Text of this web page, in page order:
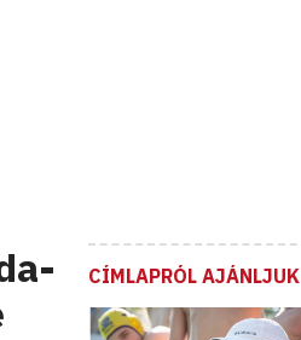
CÍMLAPRÓL AJÁNLJUK